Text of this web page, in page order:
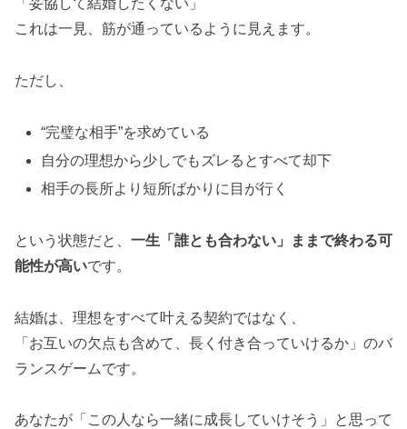
「妥協して結婚したくない」
これは一見、筋が通っているように見えます。
ただし、
“完璧な相手”を求めている
自分の理想から少しでもズレるとすべて却下
相手の長所より短所ばかりに目が行く
という状態だと、 一生「誰とも合わない」ままで終わる可
能性が高いです。
結婚は、理想をすべて叶える契約ではなく、
「お互いの欠点も含めて、長く付き合っていけるか」のバ
ランスゲームです。
あなたが「この人なら一緒に成長していけそう」と思って